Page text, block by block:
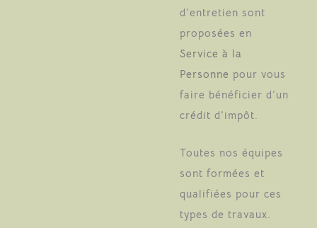
d’entretien sont
proposées en
Service à la
Personne pour vous
faire bénéficier d’un
crédit d’impôt.
Toutes nos équipes
sont formées et
qualifiées pour ces
types de travaux.